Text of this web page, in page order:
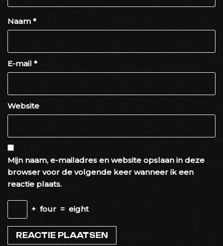
Naam *
E-mail *
Website
Mijn naam, e-mailadres en website opslaan in deze
browser voor de volgende keer wanneer ik een
reactie plaats.
+ four = eight